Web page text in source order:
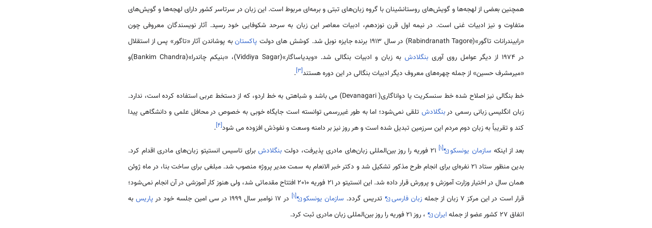
همچنین بعضی از لهجه‌ها و گویش‌های روستانشینان با گروه زبان‌های تبتی و برمه‌ای مربوط است. این زبان در سرتاسر کشور دارای لهجه‌ها و گویش‌های
متفاوت و نیز ادبیات غنی است. در نیمه اول قرن نوزدهم، ادبیات معاصر این زبان به سرحد شکوفایی خود رسید. آثار نویسندگان معروفی چون
«رابیندرانات تاگور»(Rabindranath Tagore) در سال 1913 برنده جایزه نوبل شد. کوشش های دولت
پاکستانبه پوشاندن آثار «تاگور» پس از استقلال
در 1974 از دیگر عوامل روی آوری
بنگلادش
به زبان و ادبیات بنگالی شد. «ویدیاساگار»(Viddiya Sagar)، «بنیکم چاندرا»(Bankim Chandra)و
«میرمشرف حسین» از جمله چهره‌های معروف دیگر ادبیات بنگالی در این دوره هستند[۳]
.
خط بنگالی نیز اصلاح شده خط سنسکریت یا دواناگاری( Devanagari) می باشد و شباهتی به خط اردو، که از دستخط عربی استفاده کرده است، ندارد.
زبان انگلیسی زبانی رسمی دربنگلادش تلقی نمی‌شود؛ اما به طور غیررسمی توانسته است جایگاه خوبی به خصوص در محافل علمی و دانشگاهی پیدا
کند و تقریباً به زبان دوم مردم این سرزمین تبدیل شده است و هر روز نیز بر دامنه وسعت و نفوذش افزوده می شود[۴]
.
بعد از اینکه سازمان یونسکو [۱]21 فوریه را روز بین‌المللی زبان‌های مادری پذیرفت، دولت بنگلادش برای تاسیس انستیتو زبان‌های مادری اقدام کرد.
بدین منظور ستاد 21 نفره‌ای برای انجام طرح مذکور تشکیل شد و دکتر خبر الانعام به سمت مدیر پروژه منصوب شد. مبلغی برای ساخت بنا، در ماه ژوئن
همان سال در اختیار وزارت آموزش و پرورش قرار داده شد. این انستیتو در 21 فوریه 2010 افتتاح مقدماتی شد، ولی هنوز کار آموزشی در آن انجام نمی‌شود؛
قرار است در این مرکز 7 زبان از جمله
زبان فارسی تدریس گردد. سازمان یونسکو [۱] در 17 نوامبر سال 1999 در سی امین جلسه خود در پاریس به
اتفاق 27 کشور عضو از جمله
ایران ، روز 21 فوریه را روز بین‌المللی زبان مادری ثبت کرد.